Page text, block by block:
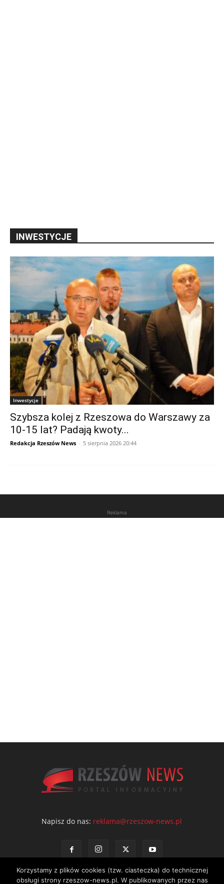
INWESTYCJE
Inwestycje
Szybsza kolej z Rzeszowa do Warszawy za
10-15 lat? Padają kwoty...
Redakcja Rzeszów News - 5 sierpnia 2026 20:44
Reklama
Napisz do nas: reklama@rzeszow-news.pl
Korzystamy z plików cookies (tzw. ciasteczka) do technicznej
obsługi strony rzeszow-news.pl. W publikowanych przez nas